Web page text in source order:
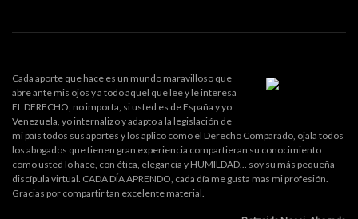
Cada aporte que hace es un mundo maravilloso que
abre ante mis ojos y a todo aquel que lee y le interesa
EL DERECHO, no importa, si usted es de España y yo
Venezuela, yo internalizo y adapto a la legislación de
mi país todos sus aportes y los aplico como el Derecho Comparado, ojala todos
los abogados que tienen gran experiencia compartieran su conocimiento
como usted lo hace, con ética, elegancia y HUMILDAD... soy su más pequeña
discípula virtual. CADA DÍA APRENDO, cada día me gusta mas mi profesión.
Gracias por compartir tan excelente material.